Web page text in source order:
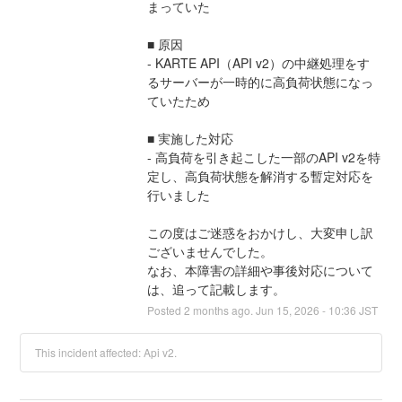
まっていた
■ 原因
- KARTE API（API v2）の中継処理をす
るサーバーが一時的に高負荷状態になっ
ていたため
■ 実施した対応
- 高負荷を引き起こした一部のAPI v2を特
定し、高負荷状態を解消する暫定対応を
行いました
この度はご迷惑をおかけし、大変申し訳
ございませんでした。
なお、本障害の詳細や事後対応について
は、追って記載します。
Posted 2 months ago. Jun 15 2026 - 10:36 JST
This incident affected: Api v2.